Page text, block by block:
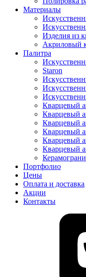
Материалы
Изделия из
Акриловый
Палитра
Staron
Кварцевый
Кварцевый
Кварцевый
Кварцевый
Кварцевый
Кварцевый
Портфолио
Цены
Оплата и доставка
Акции
Контакты